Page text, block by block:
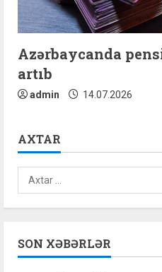
Azərbaycanda
artıb
admin 14.07.2026
AXTAR
Axtarış:
SON XƏBƏRLƏR